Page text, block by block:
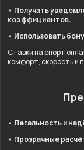
• Получать
коэффициентов.
• Использовать
Ставки на спорт
комфорт, скорость и
• Легальность и
• Прозрачные